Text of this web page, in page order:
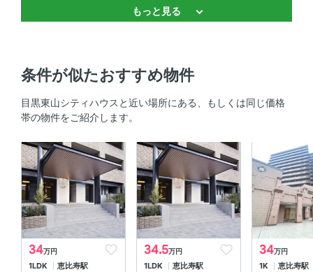
浴室乾燥機 、 追焚機能 、 温水洗浄便座 、 独立洗面台 、
セキュリティ
オートロック 、 防犯カメラ 、 ＴＶモニタ付きインターホ
ン
室内設備
エアコン 、 床暖房 、 室内洗濯機置場
部屋の特徴
もっと見る
条件が似たおすすめ物件
目黒東山シティハウスと近い場所にある、もしくは同じ価格
帯の物件をご紹介します。
34万円
1LDK 恵比寿駅
34.5万円
1LDK 恵比寿駅
34万円
1K 恵比寿駅